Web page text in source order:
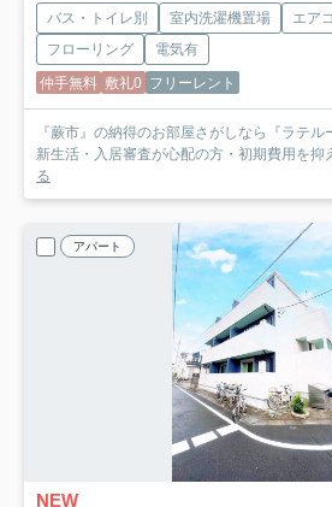
バス・トイレ別 室内洗濯機置場 エア
フローリング
電気有
仲手無料 敷礼0 フリーレント
『蕨市』の納得のお部屋さがしなら『ラテ
新生活・入居審査が心配の方・初期費用を抑
る
アパート
NEW